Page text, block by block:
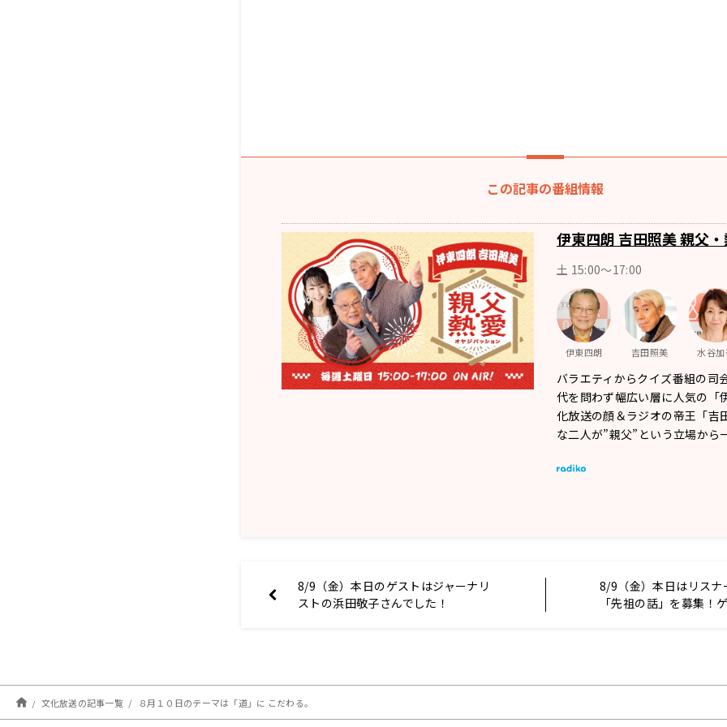
この記事の番組情報
伊東四朗 吉田照美 親父
土 15:00～17:00
伊東四朗 吉田照美 水谷
バラエティからクイズ番組の司
代を問わず幅広い層に人気の「
化放送の顔＆ラジオの帝王「吉
な二人が”親父”という立場か
8/9（金）本日のゲストはジャーナリ
ストの浜田敬子さんでした！
8/9（金）本日はリスナ
「先祖の話」を募集！
文化放送の記事一覧 ８月１０日のテーマは「道」に こだわる。